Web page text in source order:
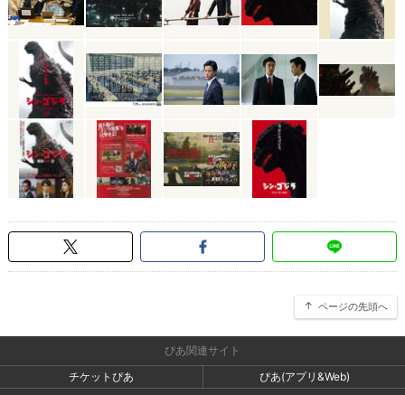
ページの先頭へ
ぴあ関連サイト
チケットぴあ
ぴあ(アプリ&Web)